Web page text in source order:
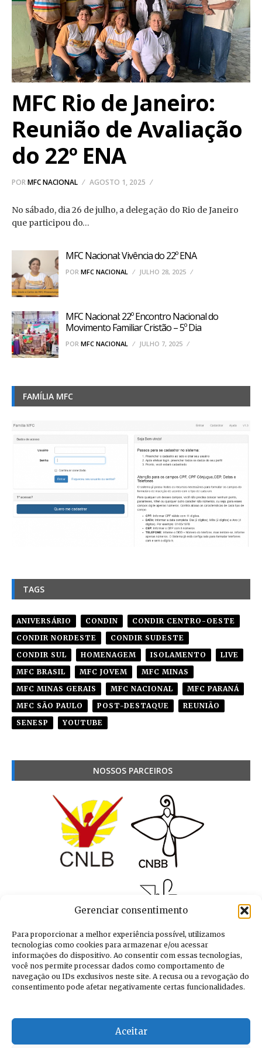
Gerenciar consentimento
Para proporcionar a melhor experiência possível, utilizamos
tecnologias como cookies para armazenar e/ou acessar
informações do dispositivo. Ao consentir com essas tecnologias,
você nos permite processar dados como comportamento de
navegação ou IDs exclusivos neste site. A recusa ou a revogação do
consentimento pode afetar negativamente certas funcionalidades.
Aceitar
MFC Rio de Janeiro:
Reunião de Avaliação
do 22º ENA
PORMFC NACIONAL AGOSTO 1, 2025
No sábado, dia 26 de julho, a delegação do Rio de Janeiro
que participou do…
MFC Nacional: Vivência do 22º ENA
POR MFC NACIONAL JULHO 28, 2025
MFC Nacional: 22º Encontro Nacional do
Movimento Familiar Cristão – 5º Dia
POR MFC NACIONAL JULHO 7, 2025
FAMÍLIA MFC
TAGS
ANIVERSÁRIO CONDIN
CONDIR CENTRO-OESTE
CONDIR NORDESTE
CONDIR SUDESTE
CONDIR SUL
HOMENAGEM ISOLAMENTO
LIVE
MFC BRASIL
MFC JOVEM
MFC MINAS
MFC MINAS GERAIS
MFC NACIONAL
MFC PARANÁ
MFC SÃO PAULO
POST-DESTAQUE
REUNIÃO
SENESP
YOUTUBE
NOSSOS PARCEIROS